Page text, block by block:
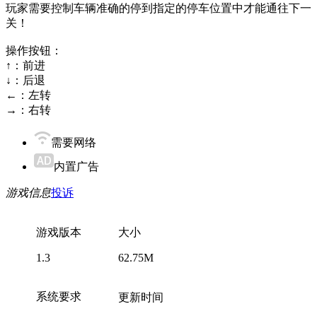
玩家需要控制车辆准确的停到指定的停车位置中才能通往下一
关！
操作按钮：
↑：前进
↓：后退
←：左转
→：右转
需要网络
内置广告
游戏信息投诉
游戏版本
1.3
大小
62.75M
系统要求 更新时间